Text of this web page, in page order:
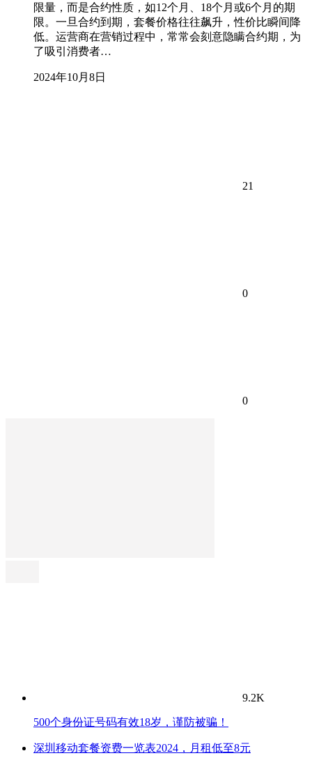
限量，而是合约性质，如12个月、18个月或6个月的期
限。一旦合约到期，套餐价格往往飙升，性价比瞬间降
低。运营商在营销过程中，常常会刻意隐瞒合约期，为
了吸引消费者…
2024年10月8日
21
0
0
9.2K
500个身份证号码有效18岁，谨防被骗！
深圳移动套餐资费一览表2024，月租低至8元